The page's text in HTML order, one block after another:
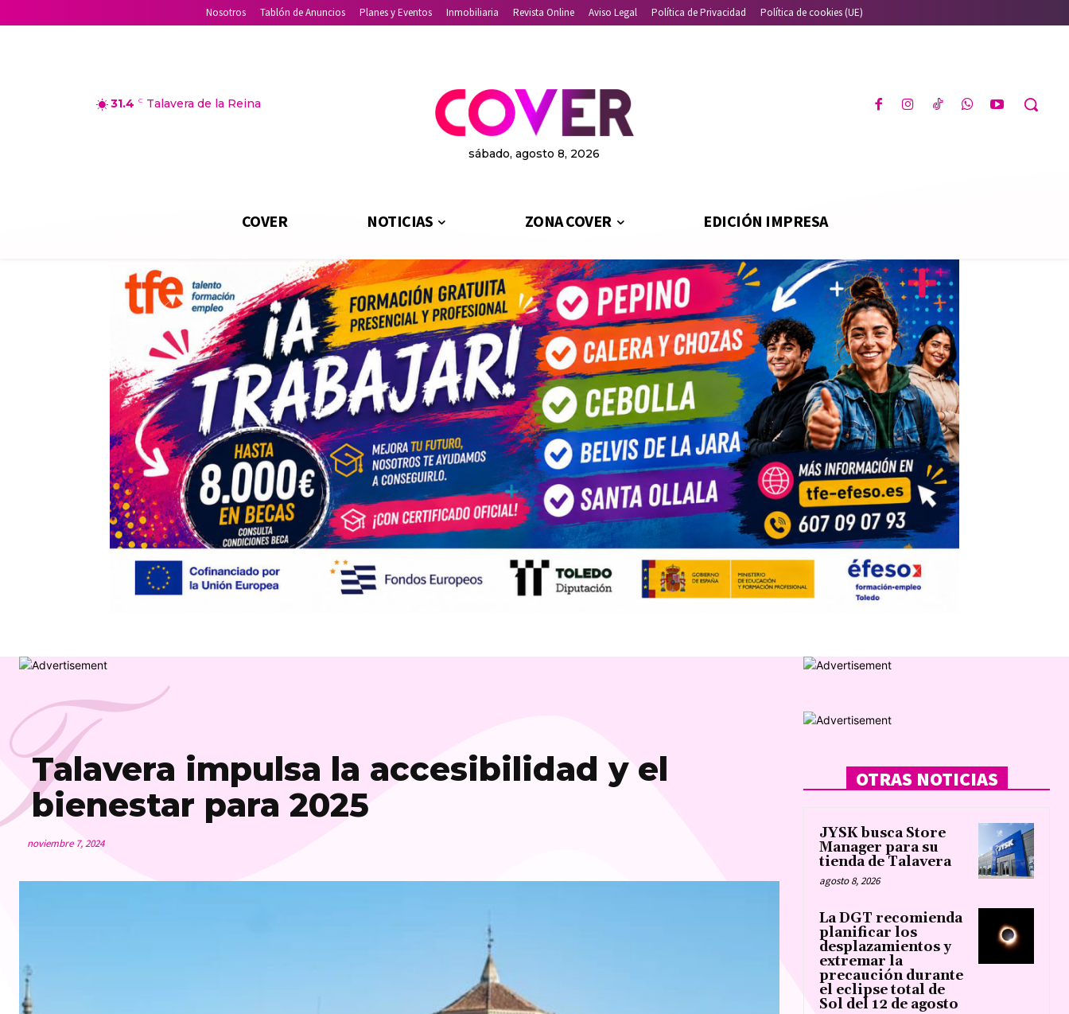
Nosotros Tablón de Anuncios Planes y Eventos Inmobiliaria Revista Online Aviso Legal Política de Privacidad Política de cookies (UE)
31.4 C Talavera de la Reina
sábado, agosto 8, 2026
COVER NOTICIAS ZONA COVER EDICIÓN IMPRESA
Talavera impulsa la accesibilidad y el
bienestar para 2025
noviembre 7, 2024
OTRAS NOTICIAS
JYSK busca Store
Manager para su
tienda de Talavera
agosto 8, 2026
La DGT recomienda
planificar los
desplazamientos y
extremar la
precaución durante
el eclipse total de
Sol del 12 de agosto